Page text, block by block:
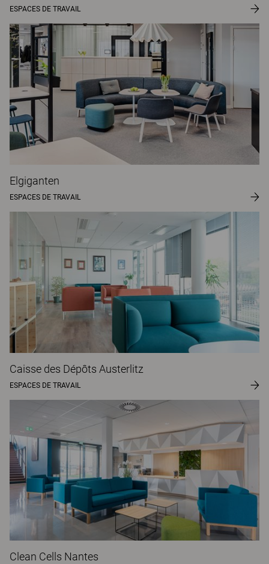
ESPACES DE TRAVAIL
Elgiganten
ESPACES DE TRAVAIL
Caisse des Dépôts Austerlitz
ESPACES DE TRAVAIL
Clean Cells Nantes